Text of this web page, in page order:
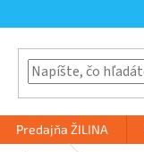
Predajňa ŽILINA